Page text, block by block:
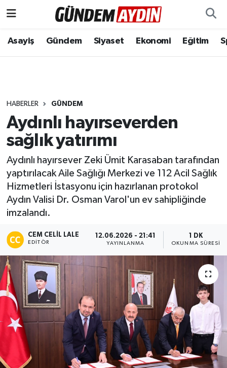
Asayiş Gündem Siyaset Ekonomi Eğitim
HABERLER GÜNDEM
Aydınlı hayırseverden
sağlık yatırımı
Aydınlı hayırsever Zeki Ümit Karasaban tarafından
yaptırılacak Aile Sağlığı Merkezi ve 112 Acil Sağlık
Hizmetleri İstasyonu için hazırlanan protokol
Aydın Valisi Dr. Osman Varol'un ev sahipliğinde
imzalandı.
CEM CELIL LALE
EDITÖR
12.06.2026 - 21:41
YAYINLANMA
1 DK
OKUNMA SÜRESI
Aydın Nöbetçi Eczaneler
Aydın Trafik Yoğunluk Haritası
Süper Lig Puan Durumu ve Fikstür
Tüm Manşetler
Son Dakika Haberleri